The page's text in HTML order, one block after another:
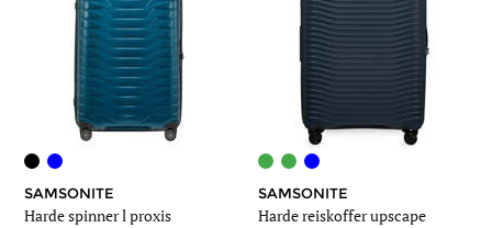
SAMSONITE
Harde spinner l proxis
SAMSONITE
Harde reiskoffer upscape